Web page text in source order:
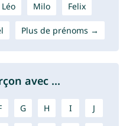
Léo Milo Felix
Plus de prénoms →
avec ...
G H I J